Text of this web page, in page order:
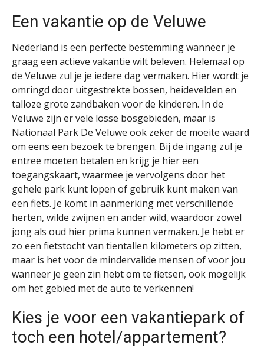
Een vakantie op de Veluwe
Nederland is een perfecte bestemming wanneer je
graag een actieve vakantie wilt beleven. Helemaal op
de Veluwe zul je je iedere dag vermaken. Hier wordt je
omringd door uitgestrekte bossen, heidevelden en
talloze grote zandbaken voor de kinderen. In de
Veluwe zijn er vele losse bosgebieden, maar is
Nationaal Park De Veluwe ook zeker de moeite waard
om eens een bezoek te brengen. Bij de ingang zul je
entree moeten betalen en krijg je hier een
toegangskaart, waarmee je vervolgens door het
gehele park kunt lopen of gebruik kunt maken van
een fiets. Je komt in aanmerking met verschillende
herten, wilde zwijnen en ander wild, waardoor zowel
jong als oud hier prima kunnen vermaken. Je hebt er
zo een fietstocht van tientallen kilometers op zitten,
maar is het voor de mindervalide mensen of voor jou
wanneer je geen zin hebt om te fietsen, ook mogelijk
om het gebied met de auto te verkennen!
Kies je voor een vakantiepark of
toch een hotel/appartement?